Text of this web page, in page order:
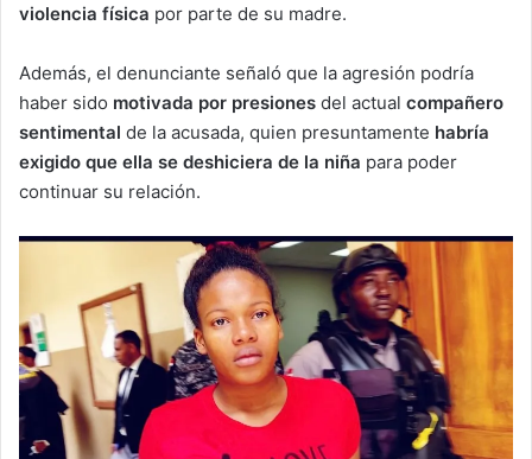
violencia física por parte de su madre.
Además, el denunciante señaló que la agresión podría
haber sido motivada por presiones del actual compañero
sentimental de la acusada, quien presuntamente habría
exigido que ella se deshiciera de la niña para poder
continuar su relación.